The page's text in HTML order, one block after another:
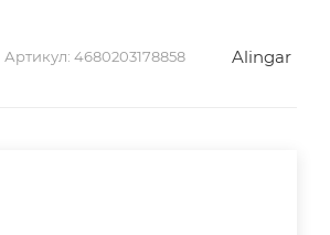
Артикул: 4680203178858 Alingar